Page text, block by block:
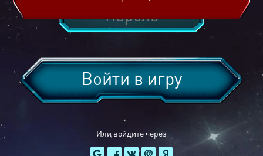
Или войдите через
Войти в игру